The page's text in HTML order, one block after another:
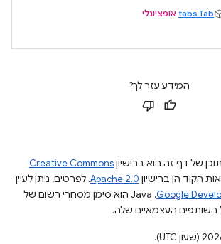
tabs.Tab אופציונלי
המידע עזר לך?
של דף זה הוא ברישיוןCreative Commons
הקוד הן ברישיון Apache 2.0. לפרטים, ניתן לעיין
.‏ Java הוא סימן מסחרי רשום של